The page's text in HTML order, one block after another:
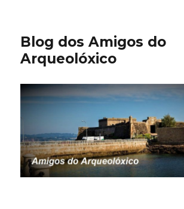
Blog dos Amigos do
Arqueolóxico